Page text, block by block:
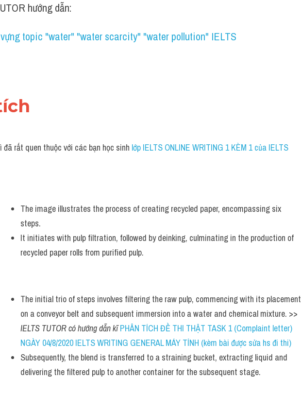
hướng dẫn:
topic "water" "water scarcity" "water pollution" IELTS
đã rất quen thuộc với các bạn học sinh lớp IELTS ONLINE WRITING 1 KÈM 1 của IELTS
The image illustrates the process of creating recycled paper, encompassing six
steps.
It initiates with pulp filtration, followed by deinking, culminating in the production of
recycled paper rolls from purified pulp.
The initial trio of steps involves filtering the raw pulp, commencing with its placement
IELTS TUTOR có hướng dẫn kĩ PHÂN TÍCH ĐỀ THI THẬT TASK 1 (Complaint letter)
NGÀY 04/8/2020 IELTS WRITING GENERAL MÁY TÍNH (kèm bài được sửa hs đi thi)
Subsequently, the blend is transferred to a straining bucket, extracting liquid and
delivering the filtered pulp to another container for the subsequent stage.